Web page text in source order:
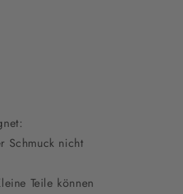
Schmuck nicht
Teile können